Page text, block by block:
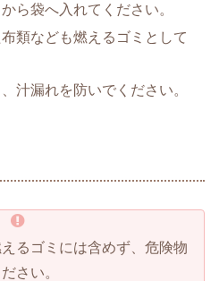
ら袋へ入れてください。
類なども燃えるゴミとして
汁漏れを防いでください。
るゴミには含めず、危険物
さい。